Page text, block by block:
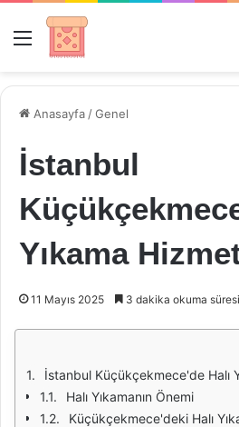
Menü
Anasayfa /Genel
İstanbul
Yıkama
11 Mayıs 2025 3 dakika okuma süresi
İstanbul Küçükçekmece'de Halı
Halı Yıkamanın Önemi
Küçükçekmece'deki Halı